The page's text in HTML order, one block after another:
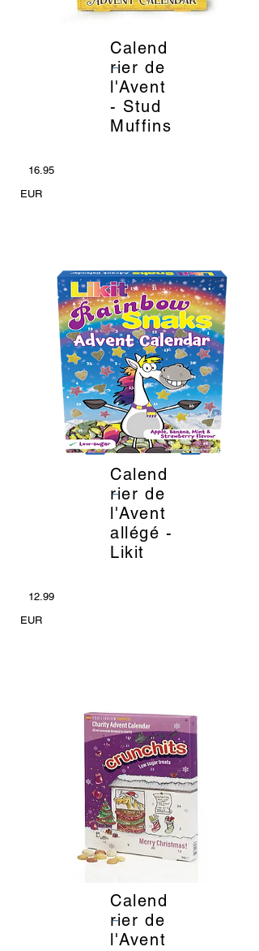
Calend
rier de
l'Avent
- Stud
Muffins
_
16.95
EUR
Calend
rier de
l'Avent
allégé -
Likit
_
12.99
EUR
Calend
rier de
l'Avent
_